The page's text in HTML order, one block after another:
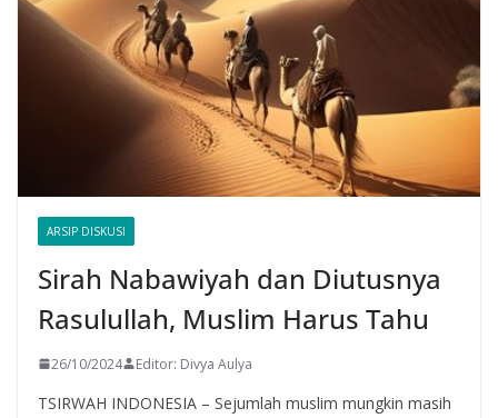
ARSIP DISKUSI
Sirah Nabawiyah dan Diutusnya
Rasulullah, Muslim Harus Tahu
26/10/2024 Editor: Divya Aulya
TSIRWAH INDONESIA – Sejumlah muslim mungkin masih